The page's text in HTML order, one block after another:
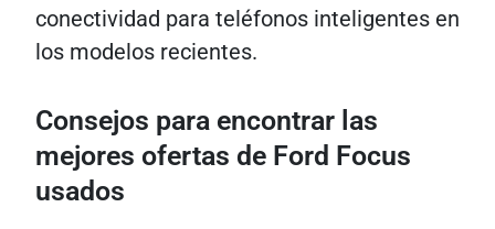
conectividad para teléfonos inteligentes en
los modelos recientes.
Consejos para encontrar las
mejores ofertas de Ford Focus
usados